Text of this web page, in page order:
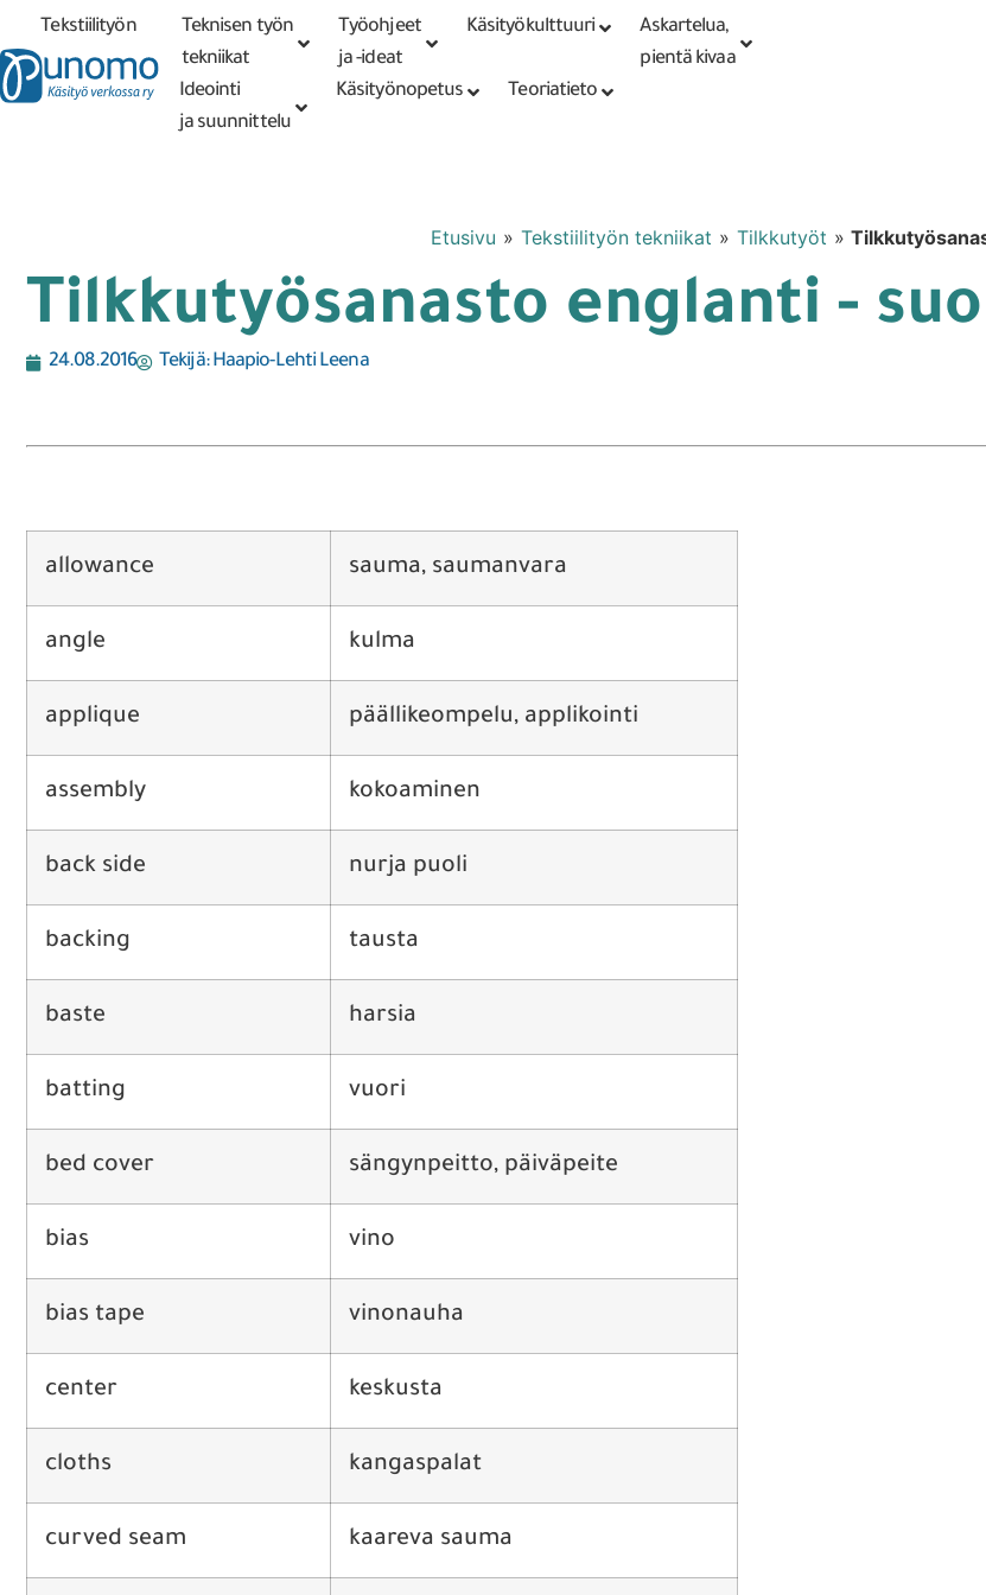
Tarkennettu PunomoputiikkiKirjaudu tai
rekisteröidy
Tekstiilityön
tekniikat
Teknisen työn
tekniikat
Työohjeet
ja -ideat
Käsityökulttuuri
Askartelua,
pientä kivaa
Ideointi
ja suunnittelu
Käsityönopetus Teoriatieto
Etusivu » Tekstiilityön tekniikat » Tilkkutyöt »
Tilkkutyösanasto englanti -
24.08.2016 Tekijä:Haapio-Lehti Leena
allowance sauma, saumanvara
angle kulma
applique päällikeompelu, applikointi
assembly kokoaminen
back side nurja puoli
backing tausta
baste harsia
batting vuori
bed cover sängynpeitto, päiväpeite
bias vino
bias tape vinonauha
center keskusta
cloths kangaspalat
curved seam kaareva sauma